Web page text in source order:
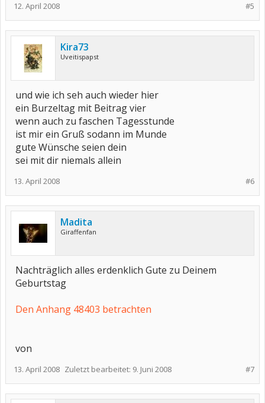
#5
12. April 2008
Kira73
Uveitispapst
und wie ich seh auch wieder hier
ein Burzeltag mit Beitrag vier
wenn auch zu faschen Tagesstunde
ist mir ein Gruß sodann im Munde
gute Wünsche seien dein
sei mit dir niemals allein
#6
13. April 2008
Madita
Giraffenfan
Nachträglich alles erdenklich Gute zu Deinem
Geburtstag
Den Anhang 48403 betrachten
von
#7
13. April 2008 Zuletzt bearbeitet: 9. Juni 2008